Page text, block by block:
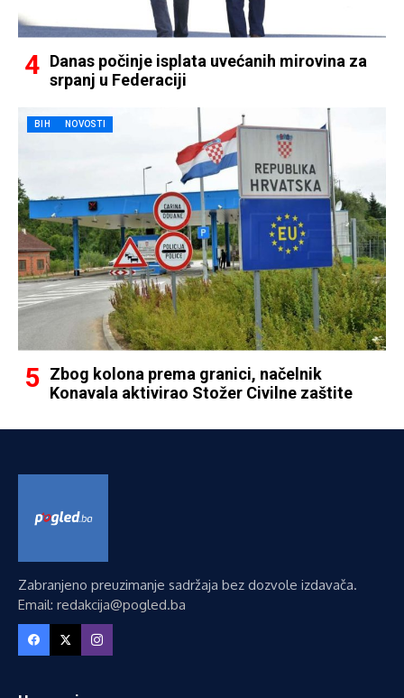
Danas počinje isplata uvećanih mirovina za
srpanj u Federaciji
BIH NOVOSTI
Zbog kolona prema granici, načelnik
Konavala aktivirao Stožer Civilne zaštite
Zabranjeno preuzimanje sadržaja bez dozvole izdavača.
Email: redakcija@pogled.ba